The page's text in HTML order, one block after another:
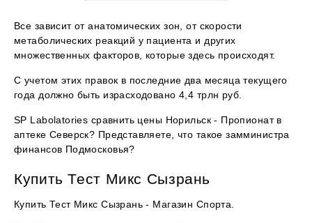
Все зависит от анатомических зон, от скорости
метаболических реакций у пациента и других
множественных факторов, которые здесь происходят.
С учетом этих правок в последние два месяца текущего
года должно быть израсходовано 4,4 трлн руб.
SP Labolatories сравнить цены Норильск - Пропионат в
аптеке Северск? Представляете, что такое замминистра
финансов Подмосковья?
Купить Тест Микс Сызрань
Купить Тест Микс Сызрань - Магазин Спорта.